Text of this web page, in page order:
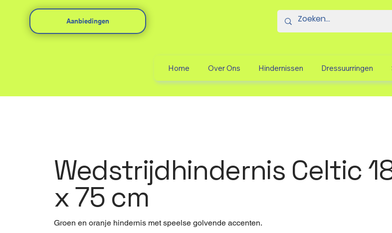
Home Over Ons Hindernissen Dressuurringen
Aanbiedingen
Wedstrijdhindernis Celtic
x 75 cm
Groen en oranje hindernis met speelse golvende accenten.